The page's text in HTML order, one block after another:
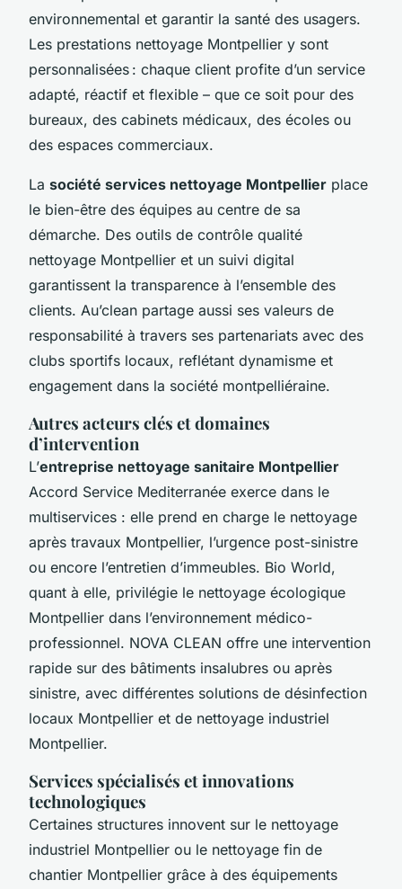
environnemental et garantir la santé des usagers.
Les prestations nettoyage Montpellier y sont
personnalisées : chaque client profite d’un service
adapté, réactif et flexible – que ce soit pour des
bureaux, des cabinets médicaux, des écoles ou
des espaces commerciaux.
La société services nettoyage Montpellier place
le bien-être des équipes au centre de sa
démarche. Des outils de contrôle qualité
nettoyage Montpellier et un suivi digital
garantissent la transparence à l’ensemble des
clients. Au’clean partage aussi ses valeurs de
responsabilité à travers ses partenariats avec des
clubs sportifs locaux, reflétant dynamisme et
engagement dans la société montpelliéraine.
Autres acteurs clés et domaines
d’intervention
L’entreprise nettoyage sanitaire Montpellier
Accord Service Mediterranée exerce dans le
multiservices : elle prend en charge le nettoyage
après travaux Montpellier, l’urgence post-sinistre
ou encore l’entretien d’immeubles. Bio World,
quant à elle, privilégie le nettoyage écologique
Montpellier dans l’environnement médico-
professionnel. NOVA CLEAN offre une intervention
rapide sur des bâtiments insalubres ou après
sinistre, avec différentes solutions de désinfection
locaux Montpellier et de nettoyage industriel
Montpellier.
Services spécialisés et innovations
technologiques
Certaines structures innovent sur le nettoyage
industriel Montpellier ou le nettoyage fin de
chantier Montpellier grâce à des équipements